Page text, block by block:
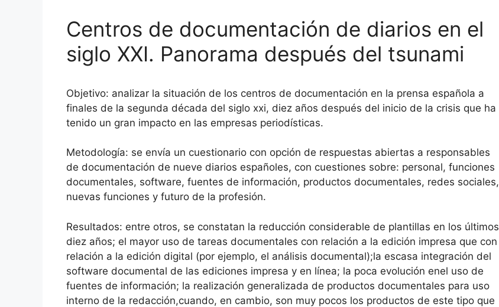
Centros de documentación de diarios en el
siglo XXI. Panorama después del tsunami
Objetivo: analizar la situación de los centros de documentación en la prensa española a
finales de la segunda década del siglo xxi, diez años después del inicio de la crisis que ha
tenido un gran impacto en las empresas periodísticas.
Metodología: se envía un cuestionario con opción de respuestas abiertas a responsables
de documentación de nueve diarios españoles, con cuestiones sobre: personal, funciones
documentales, software, fuentes de información, productos documentales, redes sociales,
nuevas funciones y futuro de la profesión.
Resultados: entre otros, se constatan la reducción considerable de plantillas en los últimos
diez años; el mayor uso de tareas documentales con relación a la edición impresa que con
relación a la edición digital (por ejemplo, el análisis documental);la escasa integración del
software documental de las ediciones impresa y en línea; la poca evolución enel uso de
fuentes de información; la realización generalizada de productos documentales para uso
interno de la redacción,cuando, en cambio, son muy pocos los productos de este tipo que